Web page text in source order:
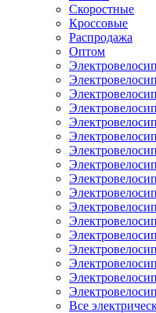
Скоростные
Кроссовые
Распродажа
Оптом
Все